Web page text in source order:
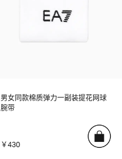
男女同款棉质弹力一副装提花网球
腕带
￥430